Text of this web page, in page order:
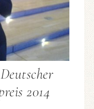
2014